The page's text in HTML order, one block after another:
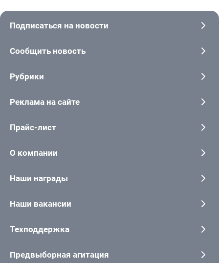
Подписаться на новости
Сообщить новость
Рубрики
Реклама на сайте
Прайс-лист
О компании
Наши награды
Наши вакансии
Техподдержка
Предвыборная агитация